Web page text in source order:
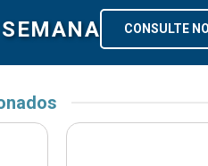
CONSULTE